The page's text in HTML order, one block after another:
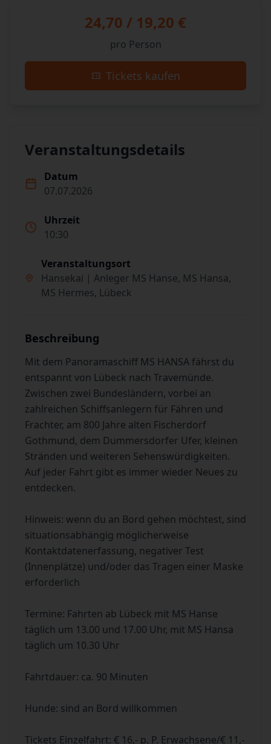
24,70 / 19,20 €
pro Person
Tickets kaufen
Veranstaltungsdetails
Datum
07.07.2026
Uhrzeit
10:30
Veranstaltungsort
Hansekai | Anleger MS Hanse, MS Hansa,
MS Hermes, Lübeck
Beschreibung
Mit dem Panoramaschiff MS HANSA fährst du
entspannt von Lübeck nach Travemünde.
Zwischen zwei Bundesländern, vorbei an
zahlreichen Schiffsanlegern für Fähren und
Frachter, am 800 Jahre alten Fischerdorf
Gothmund, dem Dummersdorfer Ufer, kleinen
Stränden und weiteren Sehenswürdigkeiten.
Auf jeder Fahrt gibt es immer wieder Neues zu
entdecken.
Hinweis: wenn du an Bord gehen möchtest, sind
situationsabhängig möglicherweise
Kontaktdatenerfassung, negativer Test
(Innenplätze) und/oder das Tragen einer Maske
erforderlich
Termine: Fahrten ab Lübeck mit MS Hanse
täglich um 13.00 und 17.00 Uhr, mit MS Hansa
täglich um 10.30 Uhr
Fahrtdauer: ca. 90 Minuten
Hunde: sind an Bord willkommen
Tickets Einzelfahrt: € 16,- p. P. Erwachsene/€ 11,-